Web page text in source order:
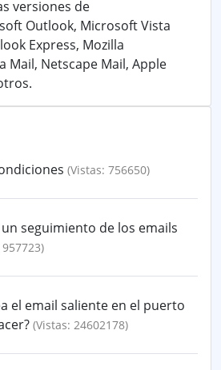
versiones de
Outlook, Microsoft Vista
Express, Mozilla
Mail, Netscape Mail, Apple
(Vistas: 756650)
seguimiento de los emails
el email saliente en el puerto
(Vistas: 24602178)